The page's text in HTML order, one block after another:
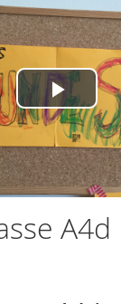
Play
Video
A4d